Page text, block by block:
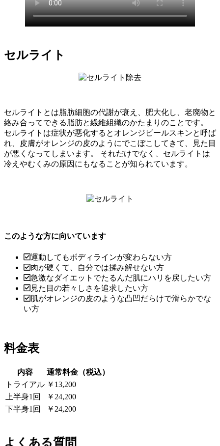
セルライト
セルライトとは脂肪細胞の代謝が衰え、肥大化し、老廃物と
絡み合ってできる脂肪と繊維組織のかたまりのことです。
セルライトは症状が悪化するとオレンジピールスキンと呼ば
れ、皮膚がオレンジの皮のようにでこぼこしてきて、見た目
が悪くなってしまいます。 それだけでなく、セルライトは
冷えやむくみの原因にもなることが知られています。
このような方に向いています
運動してもボディラインが変わらない方
肉が硬くて、自分では揉み解せない方
急激なダイエットでたるんだ肌にハリを戻したい方
見た目の若々しさを追求したい方
肌がオレンジの皮のような凸凹だらけで滑らかでな
い方
料金表
内容
通常料金（税込）
トライアル ￥13,200
上半身1回
￥24,200
下半身1回
￥24,200
よくある質問